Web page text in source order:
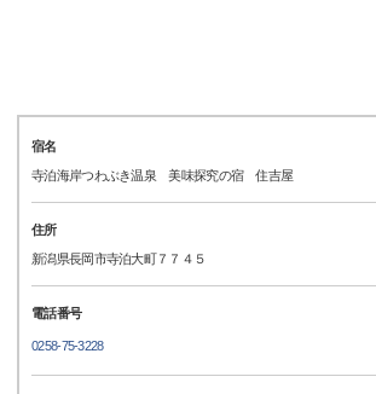
宿名
寺泊海岸つわぶき温泉 美味探究の宿 住吉屋
住所
新潟県長岡市寺泊大町７７４５
電話番号
0258-75-3228